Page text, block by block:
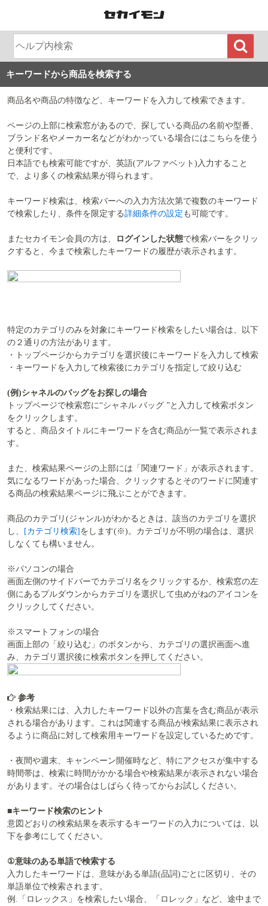
キーワードから商品を検索する
商品名や商品の特徴など、キーワードを入力して検索できます。
ページの上部に検索窓があるので、探している商品の名前や型番、
ブランド名やメーカー名などがわかっている場合にはこちらを使う
と便利です。
日本語でも検索可能ですが、英語(アルファベット)入力すること
で、より多くの検索結果が得られます。
キーワード検索は、検索バーへの入力方法次第で複数のキーワード
で検索したり、条件を限定する詳細条件の設定 も可能です。
またセカイモン会員の方は、 ログインした状態で検索バーをクリッ
クすると、今まで検索したキーワードの履歴が表示されます。
特定のカテゴリのみを対象にキーワード検索をしたい場合は、以下
の２通りの方法があります。
・トップページからカテゴリを選択後にキーワードを入力して検索
・キーワードを入力して検索後にカテゴリを指定して絞り込む
(例)シャネルのバッグをお探しの場合
トップページで検索窓に“シャネル バッグ ”と入力して検索ボタン
をクリックします。
すると、商品タイトルにキーワードを含む商品が一覧で表示されま
す。
また、検索結果ページの上部には「関連ワード」が表示されます。
気になるワードがあった場合、クリックするとそのワードに関連す
る商品の検索結果ページに飛ぶことができます。
商品のカテゴリ(ジャンル)がわかるときは、該当のカテゴリを選択
し、 [カテゴリ検索]をします(※)。カテゴリが不明の場合は、選択
しなくても構いません。
※パソコンの場合
画面左側のサイドバーでカテゴリ名をクリックするか、検索窓の左
側にあるプルダウンからカテゴリを選択して虫めがねのアイコンを
クリックしてください。
※スマートフォンの場合
画面上部の「絞り込む」のボタンから、カテゴリの選択画面へ進
み、カテゴリ選択後に検索ボタンを押してください。
参考
・検索結果には、入力したキーワード以外の言葉を含む商品が表示
される場合があります。これは関連する商品が検索結果に表示され
るように商品に対して検索用キーワードを設定しているためです。
・夜間や週末、キャンペーン開催時など、特にアクセスが集中する
時間帯は、検索に時間がかかる場合や検索結果が表示されない場合
があります。その場合はしばらく待ってからお試しください。
■キーワード検索のヒント
意図どおりの検索結果を表示するキーワードの入力については、以
下を参考にしてください。
①意味のある単語で検索する
入力したキーワードは、意味がある単語(品詞)ごとに区切り、その
単語単位で検索されます。
例.「ロレックス」を検索したい場合、「ロレック」など、途中まで